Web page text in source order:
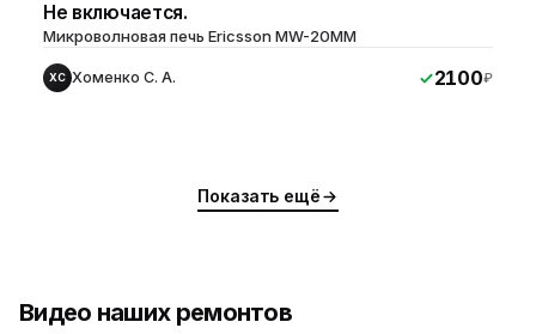
Не включается.
Микроволновая печь Ericsson MW-20MM
ХС Хоменко С. А. 2100₽
Показать ещё
Видео наших ремонтов